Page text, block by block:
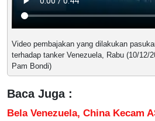
Video pembajakan yang dilakukan
terhadap tanker Venezuela, Rabu (10/12/
Pam Bondi)
Baca Juga :
Bela Venezuela, China Kecam